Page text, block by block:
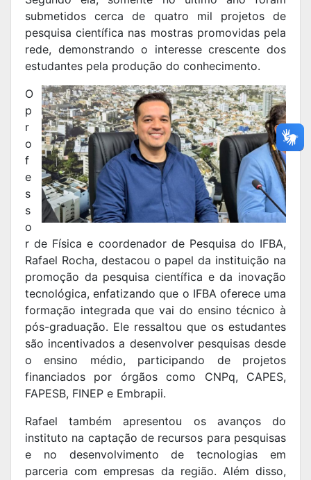
submetidos cerca de quatro mil projetos de
pesquisa científica nas mostras promovidas pela
rede, demonstrando o interesse crescente dos
estudantes pela produção do conhecimento.
O
p
r
o
f
e
s
s
o
r de Física e coordenador de Pesquisa do IFBA,
Rafael Rocha, destacou o papel da instituição na
promoção da pesquisa científica e da inovação
tecnológica, enfatizando que o IFBA oferece uma
formação integrada que vai do ensino técnico à
pós-graduação. Ele ressaltou que os estudantes
são incentivados a desenvolver pesquisas desde
o ensino médio, participando de projetos
financiados por órgãos como CNPq, CAPES,
FAPESB, FINEP e Embrapii.
Rafael também apresentou os avanços do
instituto na captação de recursos para pesquisas
e no desenvolvimento de tecnologias em
parceria com empresas da região. Além disso,